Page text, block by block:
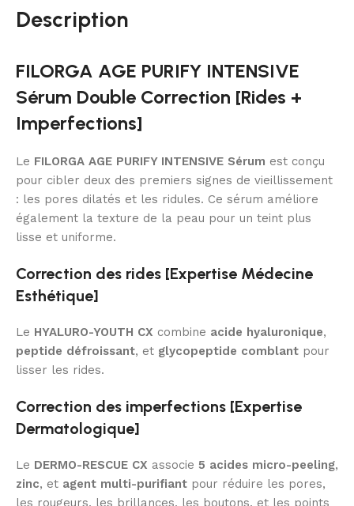
Description
FILORGA AGE PURIFY INTENSIVE
Sérum Double Correction [Rides +
Imperfections]
Le FILORGA AGE PURIFY INTENSIVE Sérum est conçu
pour cibler deux des premiers signes de vieillissement
: les pores dilatés et les ridules. Ce sérum améliore
également la texture de la peau pour un teint plus
lisse et uniforme.
Correction des rides [Expertise Médecine
Esthétique]
Le HYALURO-YOUTH CX combine acide hyaluronique,
peptide défroissant, et glycopeptide comblant pour
lisser les rides.
Correction des imperfections [Expertise
Dermatologique]
Le DERMO-RESCUE CX associe 5 acides micro-peeling,
zinc, et agent multi-purifiant pour réduire les pores,
les rougeurs, les brillances, les boutons, et les points